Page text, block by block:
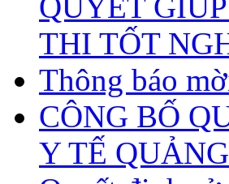
QUYẾT
THI TỐT
Thông báo
CÔNG BỐ
Y TẾ